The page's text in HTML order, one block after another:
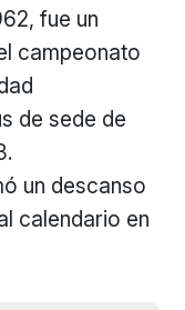
fue un
campeonato
de sede de
un descanso
calendario en